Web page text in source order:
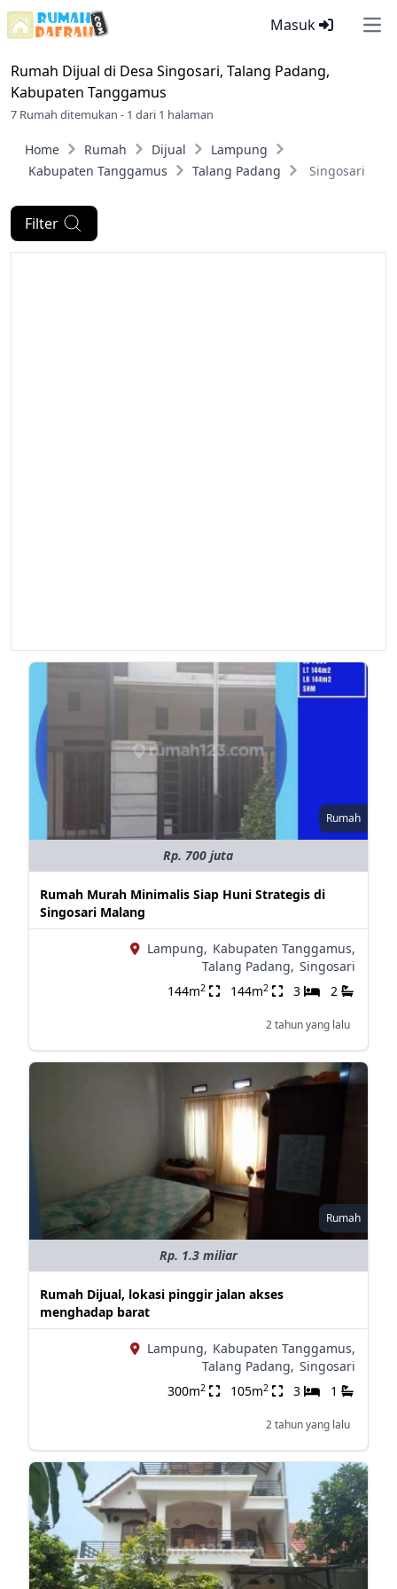
Masuk
Rumah Dijual di Desa Singosari, Talang Padang,
Kabupaten Tanggamus
7 Rumah ditemukan - 1 dari 1 halaman
Home Rumah Dijual
Lampung
Kabupaten Tanggamus
Talang Padang Singosari
Filter
Rumah
Rp. 700 juta
Rumah Murah Minimalis Siap Huni Strategis di
Singosari Malang
Lampung, Kabupaten Tanggamus,
Talang Padang, Singosari
144m2 144m2 3 2
2 tahun yang lalu
Rumah
Rp. 1.3 miliar
Rumah Dijual, lokasi pinggir jalan akses
menghadap barat
Lampung, Kabupaten Tanggamus,
Talang Padang, Singosari
300m2 105m2 3 1
2 tahun yang lalu